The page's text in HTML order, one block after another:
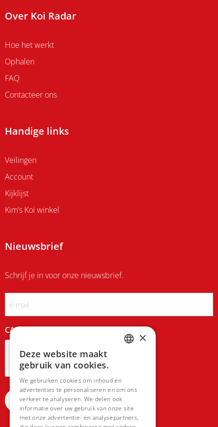
Over Koi Radar
Hoe het werkt
Ophalen
FAQ
Contacteer ons
Handige links
Veilingen
Account
Kijklijst
Kim’s Koi winkel
Nieuwsbrief
Schrijf je in voor onze nieuwsbrief.
CAPTCHA ×
Deze website maakt
gebruik van cookies.
We gebruiken cookies om inhoud en
advertenties te personaliseren en om ons
verkeer te analyseren. We delen ook
informatie over uw gebruik van onze site
met onze advertentie- en analysepartners,